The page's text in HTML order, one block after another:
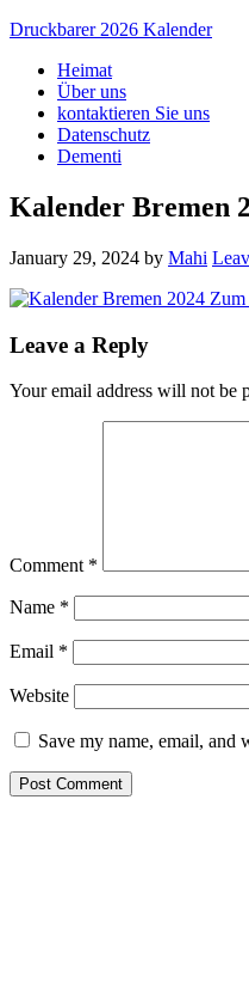
Druckbarer 2026 Kalender
Heimat
Über uns
kontaktieren Sie uns
Datenschutz
Dementi
Kalender Bremen
January 29, 2024 by Mahi
Leave a Reply
Your email address will not be
Comment *
Name *
Email *
Website
Save my name, email, and